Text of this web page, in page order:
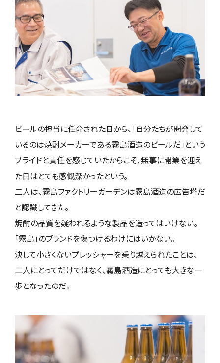
ビールの担当に任命された日から、「自分たちが開発して
いるのは焼酎メーカーである霧島酒造のビールだ」という
プライドと責任を感じていたからこそ、無事に開業を迎え
た日はとても感慨深かったという。
二人は、霧島ファクトリーガーデンは霧島酒造の広告塔だ
と認識してきた。
焼酎の品質を疑われるような製品を造ってはいけない。
「霧島」のブランドを傷つけるわけにはいかない。
決して小さくないプレッシャーを乗り越えられたことは、
二人にとってだけではなく、霧島酒造にとっても大きな一
歩となったのだ。